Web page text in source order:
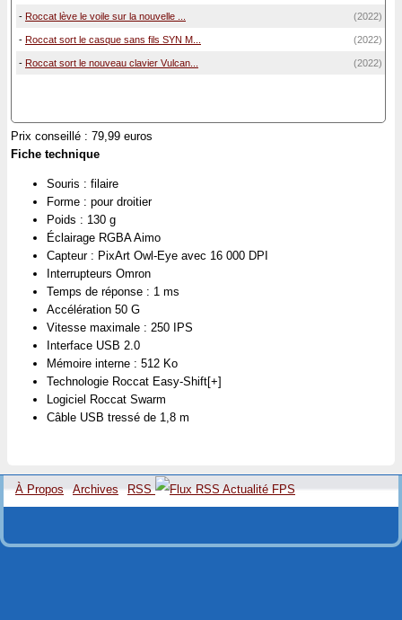
- Roccat lève le voile sur la nouvelle ... (2022)
- Roccat sort le casque sans fils SYN M... (2022)
- Roccat sort le nouveau clavier Vulcan... (2022)
Prix conseillé : 79,99 euros
Fiche technique
Souris : filaire
Forme : pour droitier
Poids : 130 g
Éclairage RGBA Aimo
Capteur : PixArt Owl-Eye avec 16 000 DPI
Interrupteurs Omron
Temps de réponse : 1 ms
Accélération 50 G
Vitesse maximale : 250 IPS
Interface USB 2.0
Mémoire interne : 512 Ko
Technologie Roccat Easy-Shift[+]
Logiciel Roccat Swarm
Câble USB tressé de 1,8 m
À Propos Archives RSS